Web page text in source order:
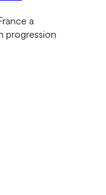
a
progression